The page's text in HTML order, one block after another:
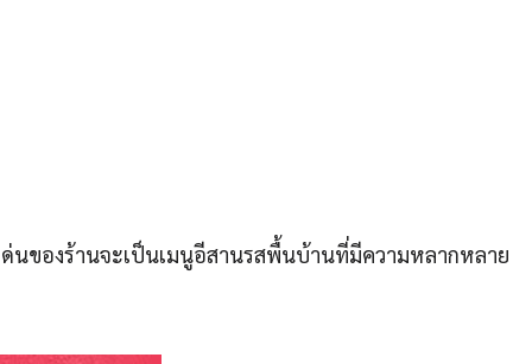
นของร้านจะเป็นเมนูอีสานรสพื้นบ้านที่มีความหลากหลาย